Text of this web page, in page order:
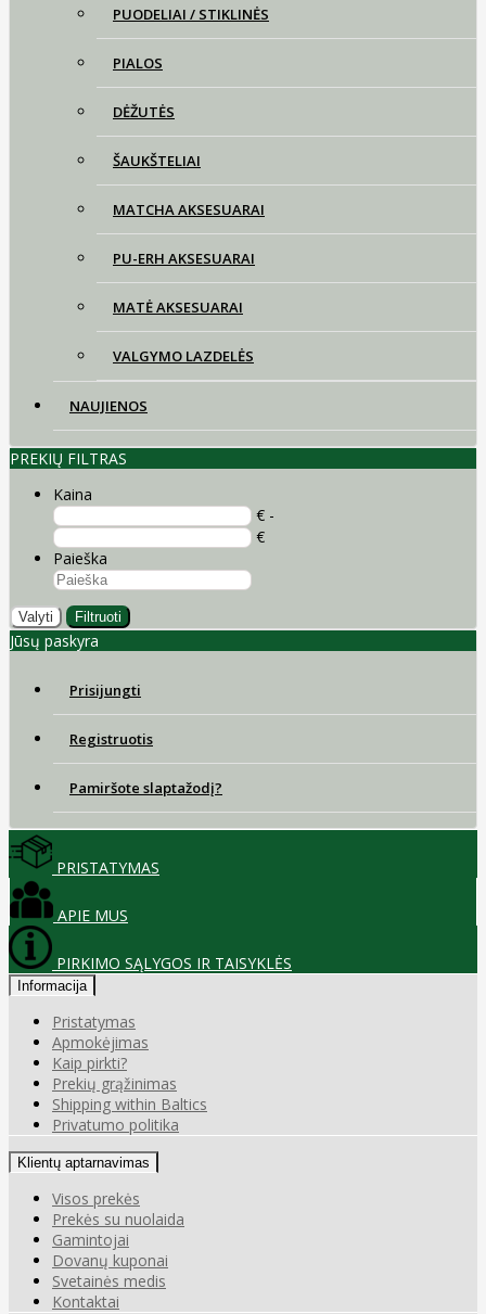
PUODELIAI / STIKLINĖS
PIALOS
DĖŽUTĖS
ŠAUKŠTELIAI
MATCHA AKSESUARAI
PU-ERH AKSESUARAI
MATĖ AKSESUARAI
VALGYMO LAZDELĖS
NAUJIENOS
PREKIŲ FILTRAS
Kaina
€ -
€
Paieška
Valyti Filtruoti
Jūsų paskyra
Prisijungti
Registruotis
Pamiršote slaptažodį?
PRISTATYMAS
APIE MUS
PIRKIMO SĄLYGOS IR TAISYKLĖS
Informacija
Pristatymas
Apmokėjimas
Kaip pirkti?
Prekių grąžinimas
Shipping within Baltics
Privatumo politika
Klientų aptarnavimas
Visos prekės
Prekės su nuolaida
Gamintojai
Dovanų kuponai
Svetainės medis
Kontaktai